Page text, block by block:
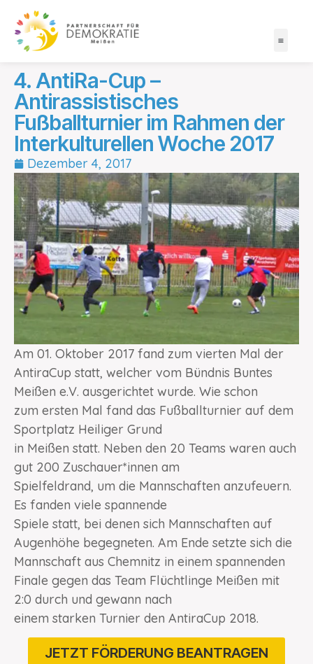
4. AntiRa-Cup –
Antirassistisches
Fußballturnier im Rahmen der
Interkulturellen Woche 2017
Dezember 4, 2017
Am 01. Oktober 2017 fand zum vierten Mal der
AntiraCup statt, welcher vom Bündnis Buntes
Meißen e.V. ausgerichtet wurde. Wie schon
zum ersten Mal fand das Fußballturnier auf dem
Sportplatz Heiliger Grund
in Meißen statt. Neben den 20 Teams waren auch
gut 200 Zuschauer*innen am
Spielfeldrand, um die Mannschaften anzufeuern.
Es fanden viele spannende
Spiele statt, bei denen sich Mannschaften auf
Augenhöhe begegneten. Am Ende setzte sich die
Mannschaft aus Chemnitz in einem spannenden
Finale gegen das Team Flüchtlinge Meißen mit
2:0 durch und gewann nach
einem starken Turnier den AntiraCup 2018.
JETZT FÖRDERUNG BEANTRAGEN